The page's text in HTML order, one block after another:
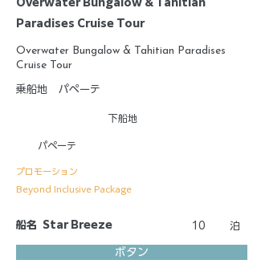
Overwater Bungalow & Tahitian
Paradises Cruise Tour
Overwater Bungalow & Tahitian Paradises
Cruise Tour
乗船地 パペーテ
下船地
パペーテ
プロモーション
Beyond Inclusive Package
船名 Star Breeze 10 泊
ボタン